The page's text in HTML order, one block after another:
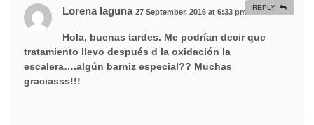
Lorena laguna 27 September, 2016 at 6:33 pm #
Hola, buenas tardes. Me podrían decir que
tratamiento llevo después d la oxidación la
escalera….algún barniz especial?? Muchas
graciasss!!!
REPLY